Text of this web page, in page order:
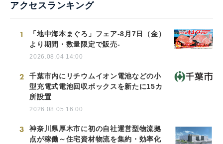
アクセスランキング
1
「地中海本まぐろ」フェア-8月7日（金）
より期間・数量限定で販売-
2026.08.04 14:00
2
千葉市内にリチウムイオン電池などの小
型充電式電池回収ボックスを新たに15カ
所設置
2026.08.05 16:00
3
神奈川県厚木市に初の自社運営型物流拠
点が稼働～住宅資材物流を集約・効率化